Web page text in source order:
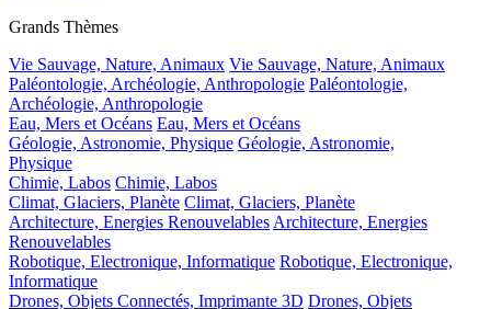
Grands Thèmes
Vie Sauvage, Nature, Animaux Vie Sauvage, Nature, Animaux
Paléontologie, Archéologie, Anthropologie Paléontologie,
Archéologie, Anthropologie
Eau, Mers et Océans Eau, Mers et Océans
Géologie, Astronomie, Physique Géologie, Astronomie,
Physique
Chimie, Labos Chimie, Labos
Climat, Glaciers, Planète Climat, Glaciers, Planète
Architecture, Energies Renouvelables Architecture, Energies
Renouvelables
Robotique, Electronique, Informatique Robotique, Electronique,
Informatique
Drones, Objets Connectés, Imprimante 3D Drones, Objets